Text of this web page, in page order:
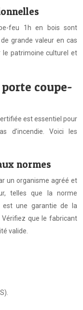
feu 1h en bois sont
grande valeur en cas
le patrimoine culturel et
coupe-
est essentiel pour
d’incendie. Voici les
normes
un organisme agréé et
telles que la norme
est une garantie de la
que le fabricant
valide.